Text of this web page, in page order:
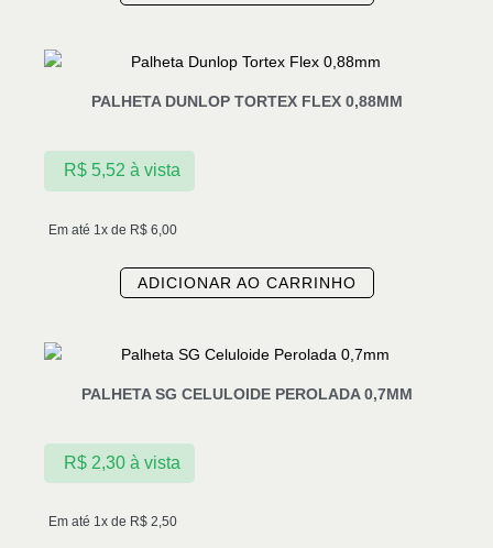
PALHETA DUNLOP TORTEX FLEX 0,88MM
Em até 1x de R$ 6,00
R$5,52 à vista
ADICIONAR AO CARRINHO
PALHETA SG CELULOIDE PEROLADA 0,7MM
Em até 1x de R$ 2,50
R$2,30 à vista